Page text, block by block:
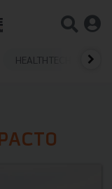
HEALTHTECH